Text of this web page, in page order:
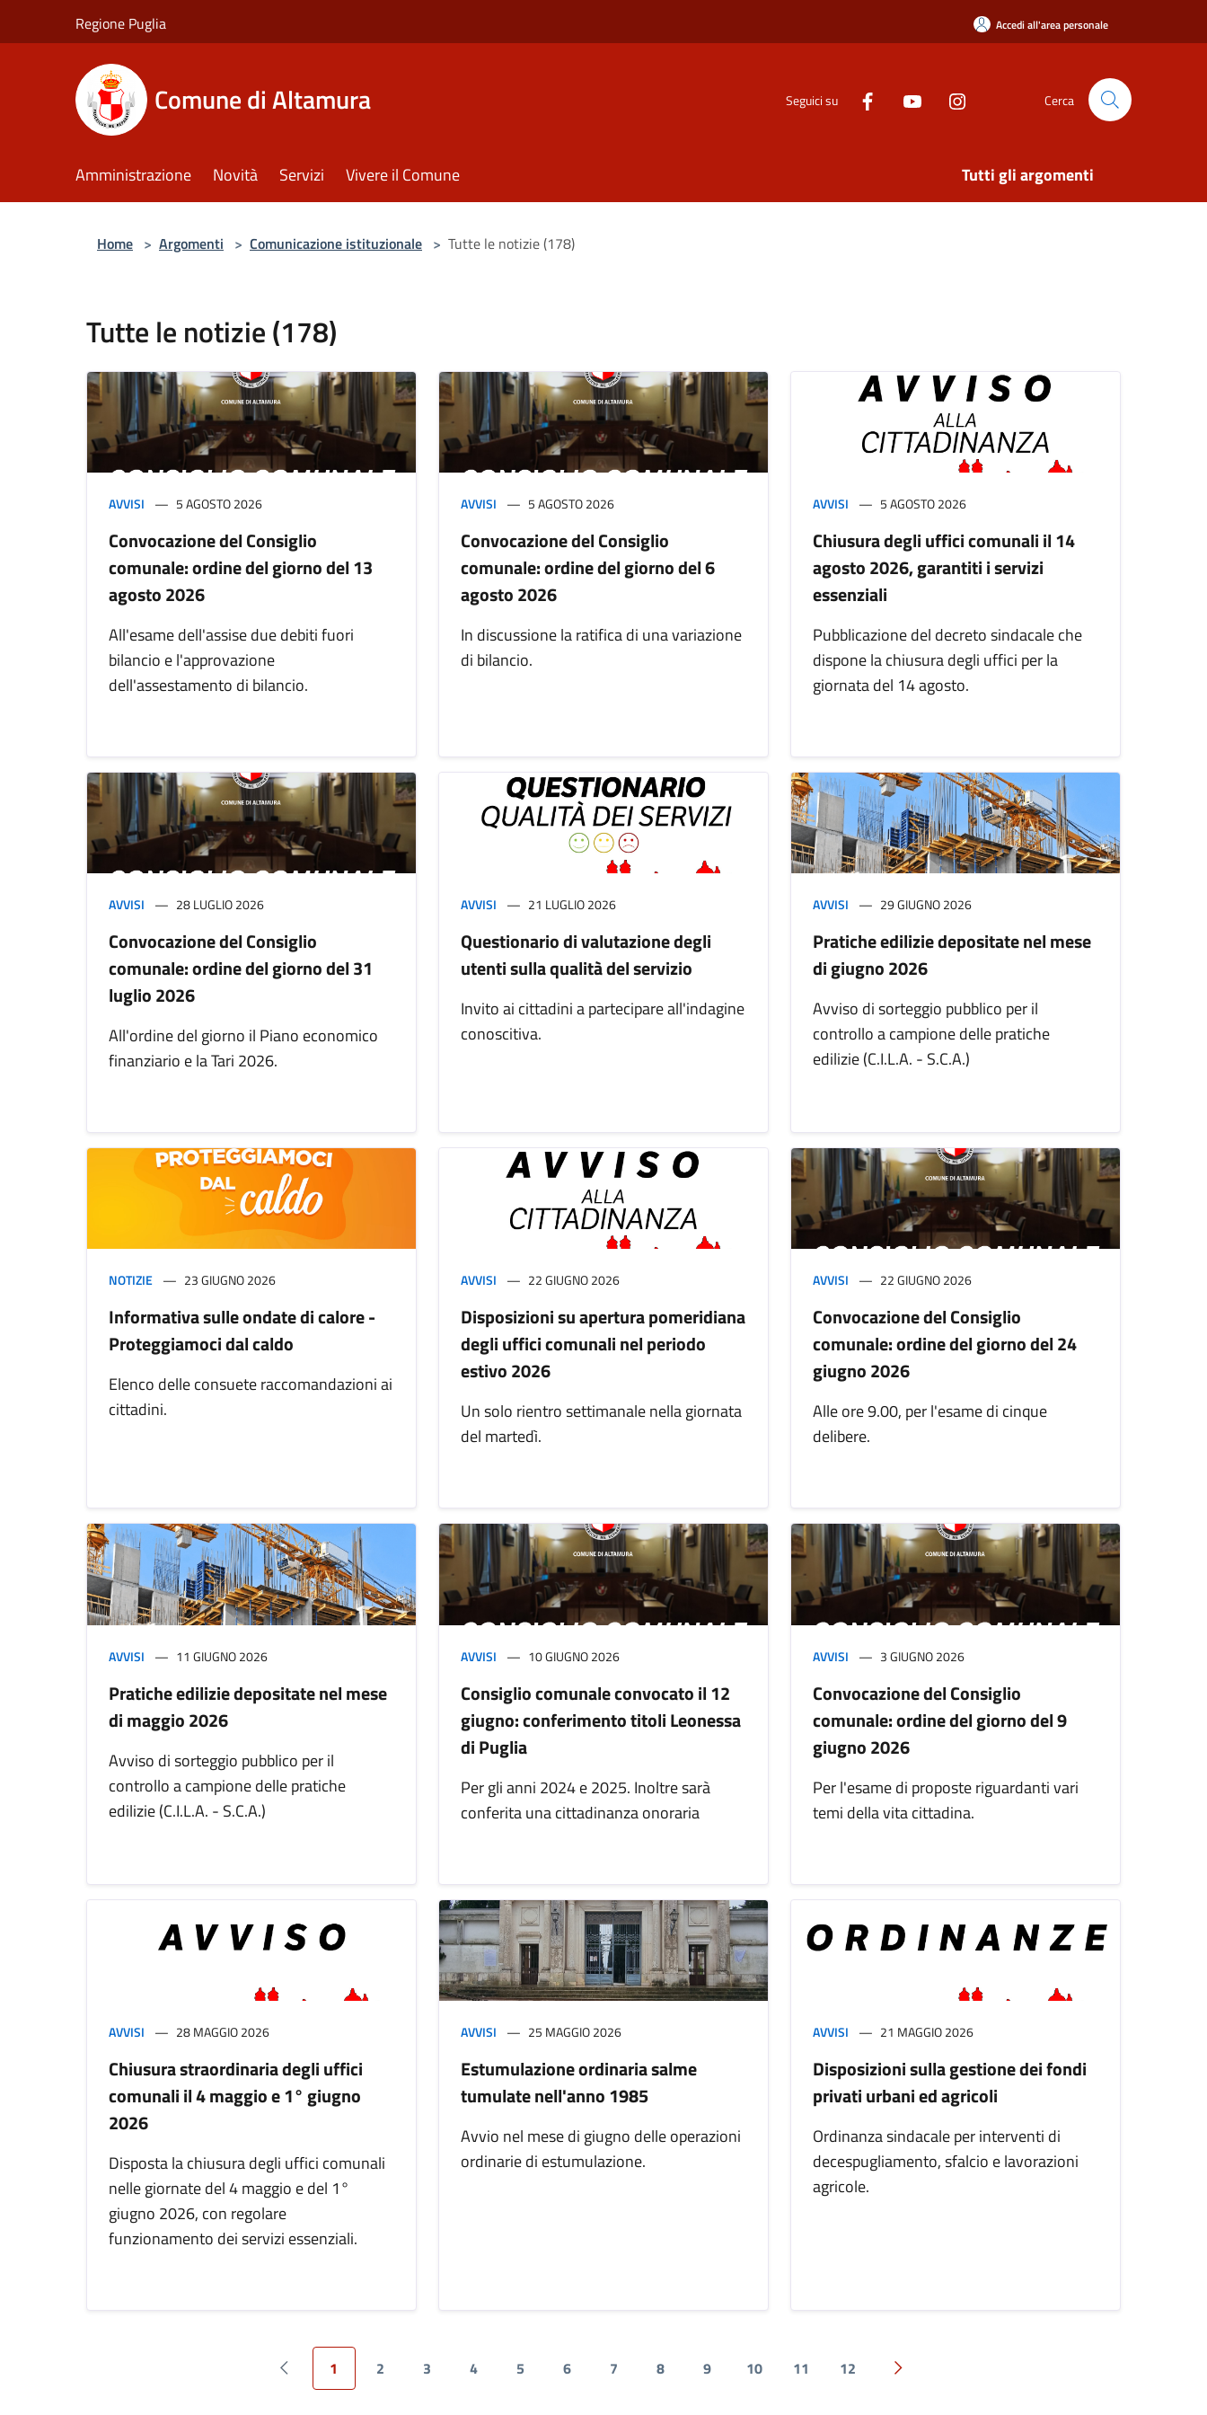
Regione Puglia Accedi all'area personale
Comune di Altamura Seguici su Cerca
Amministrazione Novità Servizi Vivere il Comune Tutti gli argomenti
Home > Argomenti > Comunicazione istituzionale > Tutte le notizie (178)
Tutte le notizie (178)
AVVISI 5 AGOSTO 2026
Convocazione del Consiglio
comunale: ordine del giorno del 13
agosto 2026
All'esame dell'assise due debiti fuori
bilancio e l'approvazione
dell'assestamento di bilancio.
AVVISI 5 AGOSTO 2026
Convocazione del Consiglio
comunale: ordine del giorno del 6
agosto 2026
In discussione la ratifica di una variazione
di bilancio.
AVVISI 5 AGOSTO 2026
Chiusura degli uffici comunali il 14
agosto 2026, garantiti i servizi
essenziali
Pubblicazione del decreto sindacale che
dispone la chiusura degli uffici per la
giornata del 14 agosto.
AVVISI 28 LUGLIO 2026
Convocazione del Consiglio
comunale: ordine del giorno del 31
luglio 2026
All'ordine del giorno il Piano economico
finanziario e la Tari 2026.
AVVISI 21 LUGLIO 2026
Questionario di valutazione degli
utenti sulla qualità del servizio
Invito ai cittadini a partecipare all'indagine
conoscitiva.
AVVISI 29 GIUGNO 2026
Pratiche edilizie depositate nel mese
di giugno 2026
Avviso di sorteggio pubblico per il
controllo a campione delle pratiche
edilizie (C.I.L.A. - S.C.A.)
NOTIZIE 23 GIUGNO 2026
Informativa sulle ondate di calore -
Proteggiamoci dal caldo
Elenco delle consuete raccomandazioni ai
cittadini.
AVVISI 22 GIUGNO 2026
Disposizioni su apertura pomeridiana
degli uffici comunali nel periodo
estivo 2026
Un solo rientro settimanale nella giornata
del martedì.
AVVISI 22 GIUGNO 2026
Convocazione del Consiglio
comunale: ordine del giorno del 24
giugno 2026
Alle ore 9.00, per l'esame di cinque
delibere.
AVVISI 11 GIUGNO 2026
Pratiche edilizie depositate nel mese
di maggio 2026
Avviso di sorteggio pubblico per il
controllo a campione delle pratiche
edilizie (C.I.L.A. - S.C.A.)
AVVISI 10 GIUGNO 2026
Consiglio comunale convocato il 12
giugno: conferimento titoli Leonessa
di Puglia
Per gli anni 2024 e 2025. Inoltre sarà
conferita una cittadinanza onoraria
AVVISI 3 GIUGNO 2026
Convocazione del Consiglio
comunale: ordine del giorno del 9
giugno 2026
Per l'esame di proposte riguardanti vari
temi della vita cittadina.
AVVISI 28 MAGGIO 2026
Chiusura straordinaria degli uffici
comunali il 4 maggio e 1° giugno
2026
Disposta la chiusura degli uffici comunali
nelle giornate del 4 maggio e del 1°
giugno 2026, con regolare
funzionamento dei servizi essenziali.
AVVISI 25 MAGGIO 2026
Estumulazione ordinaria salme
tumulate nell'anno 1985
Avvio nel mese di giugno delle operazioni
ordinarie di estumulazione.
AVVISI 21 MAGGIO 2026
Disposizioni sulla gestione dei fondi
privati urbani ed agricoli
Ordinanza sindacale per interventi di
decespugliamento, sfalcio e lavorazioni
agricole.
Pagina precedente
1 2 3 4 5 6 7 8 9 10 11 12
Pagina successiva